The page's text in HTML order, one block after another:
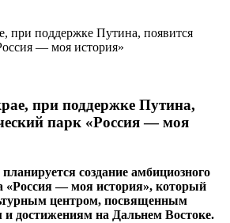
при поддержке Путина,
парк «Россия — моя
создание амбициозного
«Россия — моя история», который
центром, посвященным
достижениям на Дальнем Востоке.